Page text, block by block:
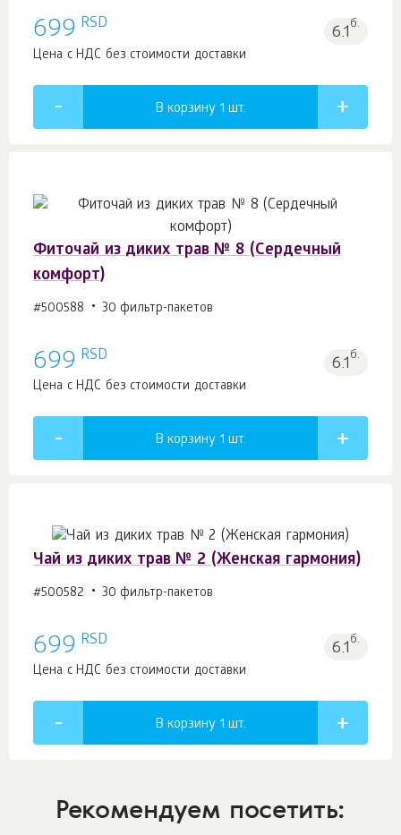
699 RSD 6.1б.
Цена с НДС без стоимости доставки
В корзину 1 шт.
Фиточай из диких трав № 8 (Сердечный
комфорт)
#500588 30 фильтр-пакетов
699 RSD 6.1б.
Цена с НДС без стоимости доставки
В корзину 1 шт.
Чай из диких трав № 2 (Женская гармония)
#500582 30 фильтр-пакетов
699 RSD 6.1б.
Цена с НДС без стоимости доставки
В корзину 1 шт.
Рекомендуем посетить: